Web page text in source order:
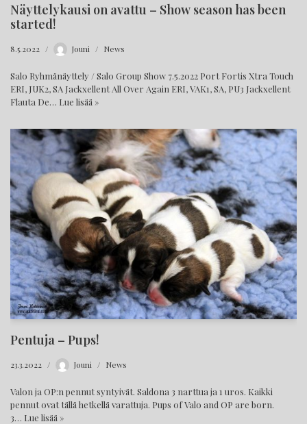
Näyttelykausi on avattu – Show season has been
started!
8.5.2022 Jouni News
Salo Ryhmänäyttely / Salo Group Show 7.5.2022 Port Fortis Xtra Touch
ERI, JUK2, SA Jackxellent All Over Again ERI, VAK1, SA, PU3 Jackxellent
Flauta De… Lue lisää »
Pentuja – Pups!
23.3.2022 Jouni News
Valon ja OP:n pennut syntyivät. Saldona 3 narttua ja 1 uros. Kaikki
pennut ovat tällä hetkellä varattuja. Pups of Valo and OP are born.
3… Lue lisää »